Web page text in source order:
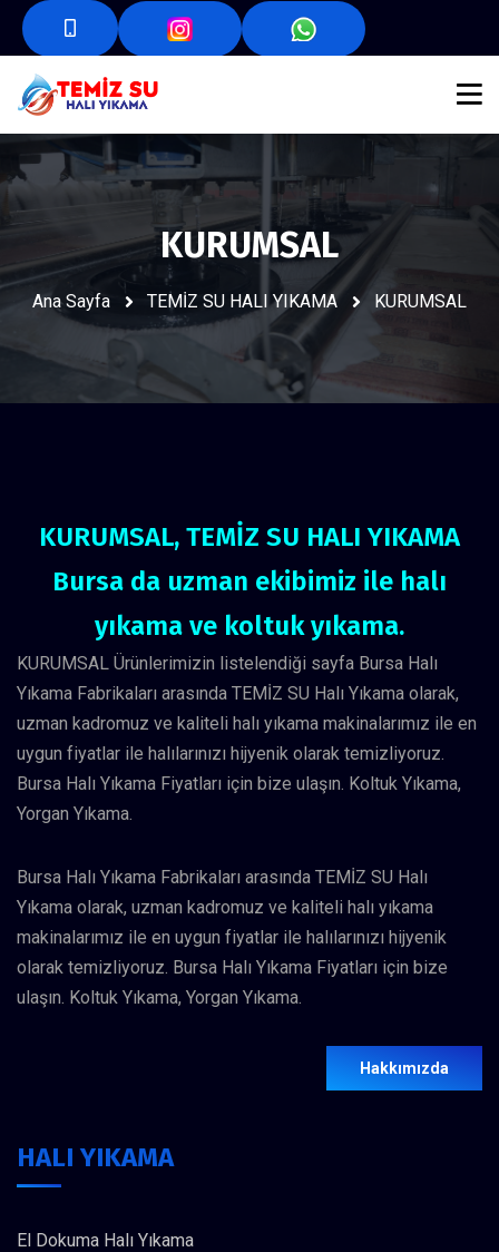
KURUMSAL
Ana Sayfa TEMİZ SU HALI YIKAMA KURUMSAL
KURUMSAL, TEMİZ SU HALI YIKAMA
Bursa da uzman ekibimiz ile halı
yıkama ve koltuk yıkama.
KURUMSAL Ürünlerimizin listelendiği sayfa Bursa Halı
Yıkama Fabrikaları arasında TEMİZ SU Halı Yıkama olarak,
uzman kadromuz ve kaliteli halı yıkama makinalarımız ile en
uygun fiyatlar ile halılarınızı hijyenik olarak temizliyoruz.
Bursa Halı Yıkama Fiyatları için bize ulaşın. Koltuk Yıkama,
Yorgan Yıkama.
Bursa Halı Yıkama Fabrikaları arasında TEMİZ SU Halı
Yıkama olarak, uzman kadromuz ve kaliteli halı yıkama
makinalarımız ile en uygun fiyatlar ile halılarınızı hijyenik
olarak temizliyoruz. Bursa Halı Yıkama Fiyatları için bize
ulaşın. Koltuk Yıkama, Yorgan Yıkama.
Hakkımızda
HALI YIKAMA
El Dokuma Halı Yıkama